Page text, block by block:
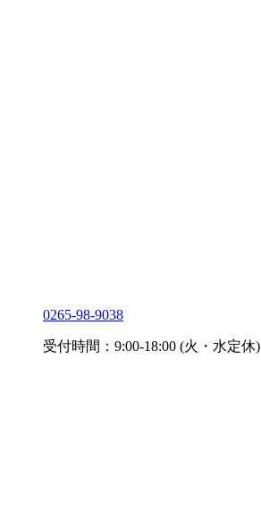
0265-98-9038
受付時間：9:00-18:00 (火・水定休)